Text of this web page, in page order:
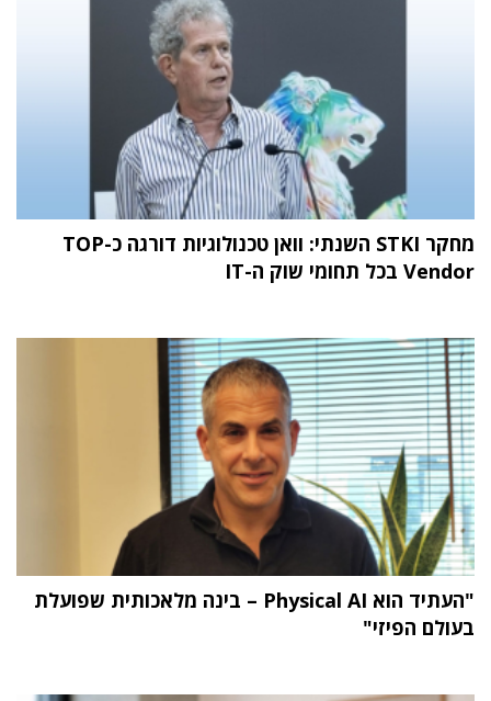
מחקר STKI השנתי: וואן טכנולוגיות דורגה כ-TOP
Vendor בכל תחומי שוק ה-IT
"העתיד הוא Physical AI – בינה מלאכותית שפועלת
בעולם הפיזי"